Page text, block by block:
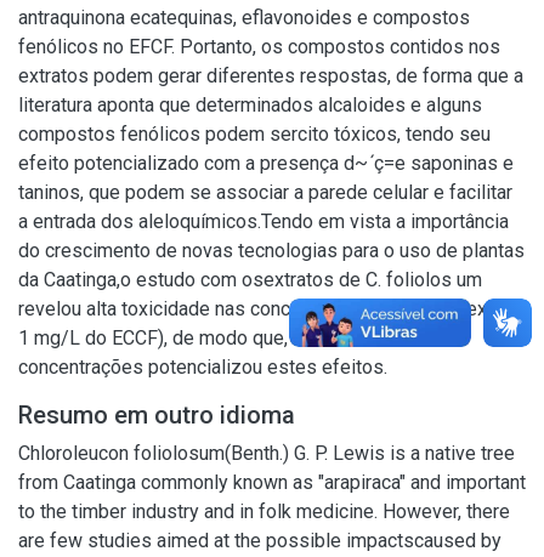
antraquinona ecatequinas, eflavonoides e compostos
fenólicos no EFCF. Portanto, os compostos contidos nos
extratos podem gerar diferentes respostas, de forma que a
literatura aponta que determinados alcaloides e alguns
compostos fenólicos podem sercito tóxicos, tendo seu
efeito potencializado com a presença d~ ́ç=e saponinas e
taninos, que podem se associar a parede celular e facilitar
a entrada dos aleloquímicos.Tendo em vista a importância
do crescimento de novas tecnologias para o uso de plantas
da Caatinga,o estudo com osextratos de C. foliolos um
revelou alta toxicidade nas concentrações testadas (exceto
1 mg/L do ECCF), de modo que, o aumento nas
concentrações potencializou estes efeitos.
Resumo em outro idioma
Chloroleucon foliolosum(Benth.) G. P. Lewis is a native tree
from Caatinga commonly known as "arapiraca" and important
to the timber industry and in folk medicine. However, there
are few studies aimed at the possible impactscaused by